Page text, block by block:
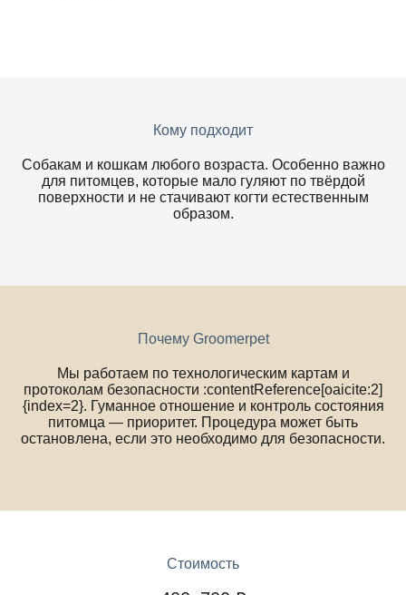
Кому подходит
Собакам и кошкам любого возраста. Особенно важно
для питомцев, которые мало гуляют по твёрдой
поверхности и не стачивают когти естественным
образом.
Почему Groomerpet
Мы работаем по технологическим картам и
протоколам безопасности :contentReference[oaicite:2]
{index=2}. Гуманное отношение и контроль состояния
питомца — приоритет. Процедура может быть
остановлена, если это необходимо для безопасности.
Стоимость